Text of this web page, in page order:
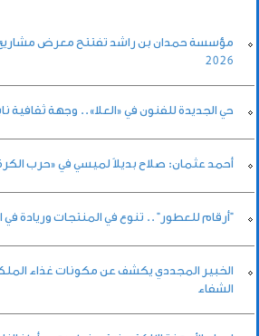
مؤسسة حمدان بن راشد تفتتح معرض مشاريع
2026
حي الجديدة للفنون في «العلا».. وجهة ثقافية
أحمد عثمان: صلاح بديلاً لميسي في «حرب الكرة
"أرقام للعطور" .. تنوع في المنتجات وريادة
الخبير المجددي يكشف عن مكونات غذاء
الشفاء